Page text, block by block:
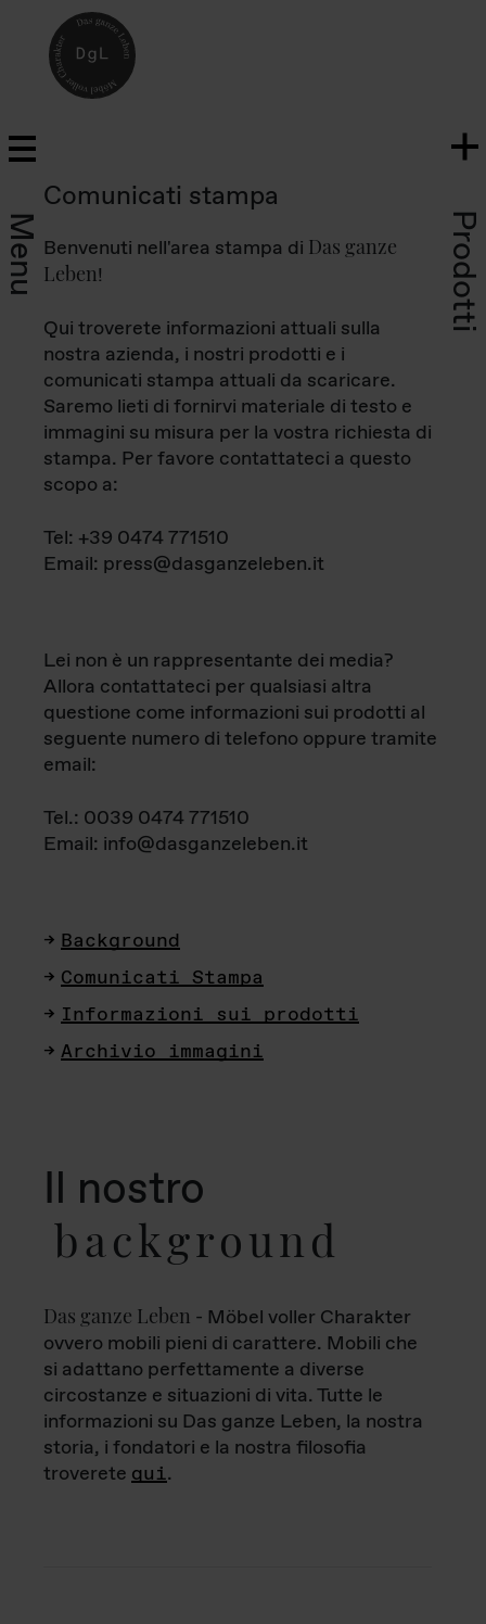
Menu Prodotti
Comunicati stampa
Benvenuti nell'area stampa di Das ganze
Leben!
Qui troverete informazioni attuali sulla
nostra azienda, i nostri prodotti e i
comunicati stampa attuali da scaricare.
Saremo lieti di fornirvi materiale di testo e
immagini su misura per la vostra richiesta di
stampa. Per favore contattateci a questo
scopo a:
Tel: +39 0474 771510
Email: press@dasganzeleben.it
Lei non è un rappresentante dei media?
Allora contattateci per qualsiasi altra
questione come informazioni sui prodotti al
seguente numero di telefono oppure tramite
email:
Tel.: 0039 0474 771510
Email: info@dasganzeleben.it
Background
Comunicati Stampa
Informazioni sui prodotti
Archivio immagini
Il nostro
background
Das ganze Leben - Möbel voller Charakter
ovvero mobili pieni di carattere. Mobili che
si adattano perfettamente a diverse
circostanze e situazioni di vita. Tutte le
informazioni su Das ganze Leben, la nostra
storia, i fondatori e la nostra filosofia
troverete qui.